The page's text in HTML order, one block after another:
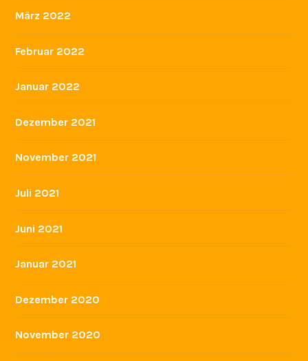
März 2022
Februar 2022
Januar 2022
Dezember 2021
November 2021
Juli 2021
Juni 2021
Januar 2021
Dezember 2020
November 2020